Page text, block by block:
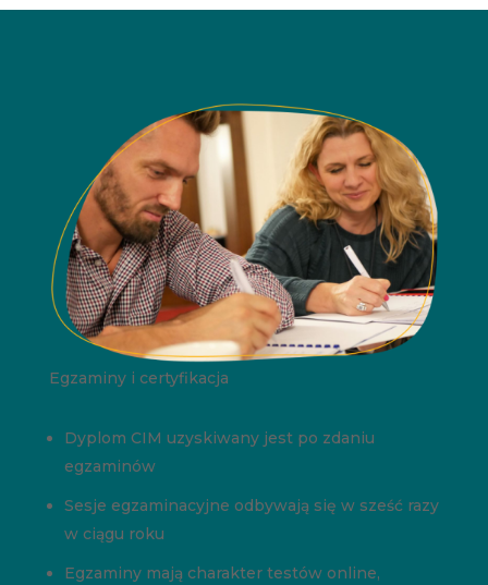
Egzaminy i certyfikacja
Dyplom CIM uzyskiwany jest po zdaniu
egzaminów
Sesje egzaminacyjne odbywają się w sześć razy
w ciągu roku
Egzaminy mają charakter testów online,